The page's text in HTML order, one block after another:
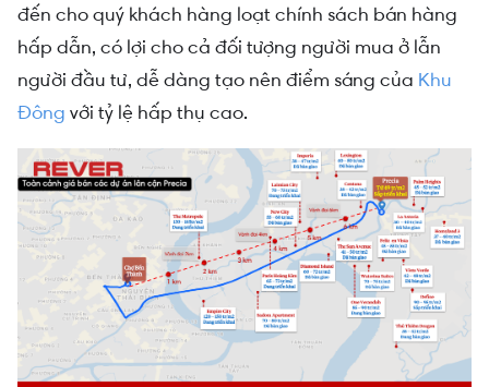
đến cho quý khách hàng loạt chính sách bán hàng
hấp dẫn, có lợi cho cả đối tượng người mua ở lẫn
người đầu tư, dễ dàng tạo nên điểm sáng của Khu
Đông với tỷ lệ hấp thụ cao.